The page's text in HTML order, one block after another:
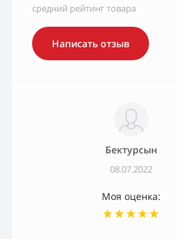
средний рейтинг товара
Написать отзыв
Бектурсын
08.07.2022
Моя оценка: